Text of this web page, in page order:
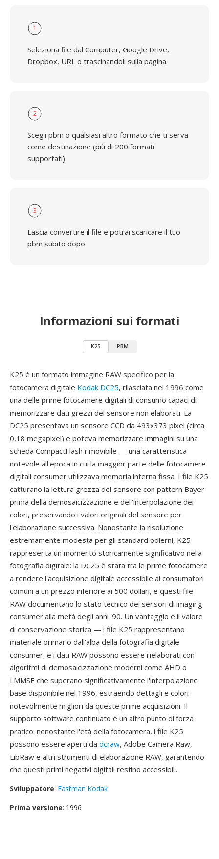
1
Seleziona file dal Computer, Google Drive,
Dropbox, URL o trascinandoli sulla pagina.
2
Scegli pbm o qualsiasi altro formato che ti serva
come destinazione (più di 200 formati
supportati)
3
Lascia convertire il file e potrai scaricare il tuo
pbm subito dopo
Informazioni sui formati
K25 PBM
K25 è un formato immagine RAW specifico per la
fotocamera digitale Kodak DC25, rilasciata nel 1996 come
una delle prime fotocamere digitali di consumo capaci di
memorizzare dati grezzi del sensore non elaborati. La
DC25 presentava un sensore CCD da 493x373 pixel (circa
0,18 megapixel) e poteva memorizzare immagini su una
scheda CompactFlash rimovibile — una caratteristica
notevole all'epoca in cui la maggior parte delle fotocamere
digitali consumer utilizzava memoria interna fissa. I file K25
catturano la lettura grezza del sensore con pattern Bayer
prima della demosaicizzazione e dell'interpolazione dei
colori, preservando i valori originali del sensore per
l'elaborazione successiva. Nonostante la risoluzione
estremamente modesta per gli standard odierni, K25
rappresenta un momento storicamente significativo nella
fotografia digitale: la DC25 è stata tra le prime fotocamere
a rendere l'acquisizione digitale accessibile ai consumatori
comuni a un prezzo inferiore ai 500 dollari, e questi file
RAW documentano lo stato tecnico dei sensori di imaging
consumer alla metà degli anni '90. Un vantaggio è il valore
di conservazione storica — i file K25 rappresentano
materiale primario dall'alba della fotografia digitale
consumer, e i dati RAW possono essere rielaborati con
algoritmi di demosaicizzazione moderni come AHD o
LMMSE che superano significativamente l'interpolazione
base disponibile nel 1996, estraendo dettagli e colori
notevolmente migliori da queste prime acquisizioni. Il
supporto software continuato è un altro punto di forza
pratico: nonostante l'età della fotocamera, i file K25
possono essere aperti da dcraw, Adobe Camera Raw,
LibRaw e altri strumenti di elaborazione RAW, garantendo
che questi primi negativi digitali restino accessibili.
Sviluppatore: Eastman Kodak
Prima versione: 1996